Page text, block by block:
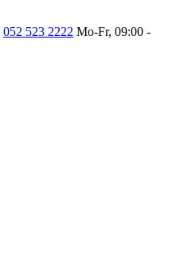
052 523 2222 Mo-Fr, 09:00 -